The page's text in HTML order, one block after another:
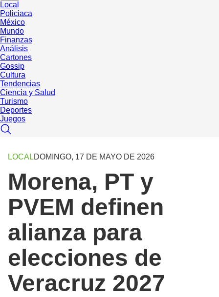
Local
Policiaca
México
Mundo
Finanzas
Análisis
Cartones
Gossip
Cultura
Tendencias
Ciencia y Salud
Turismo
Deportes
Juegos
LOCALDOMINGO, 17 DE MAYO DE 2026
Morena, PT y
PVEM definen
alianza para
elecciones de
Veracruz 2027